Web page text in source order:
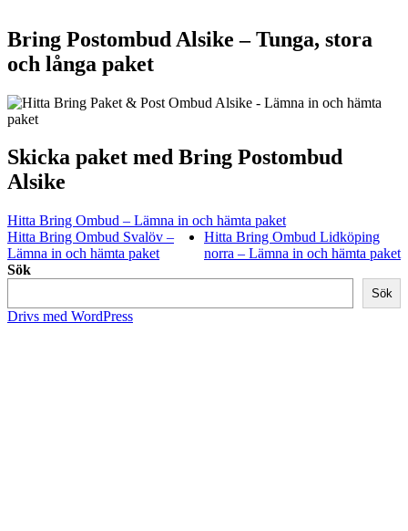
Bring Postombud Alsike – Tunga, stora
och långa paket
Skicka paket med Bring Postombud
Alsike
Hitta Bring Ombud – Lämna in och hämta paket
Hitta Bring Ombud Svalöv –
Lämna in och hämta paket
Hitta Bring Ombud Lidköping
norra – Lämna in och hämta paket
Sök
Sök
Drivs med WordPress